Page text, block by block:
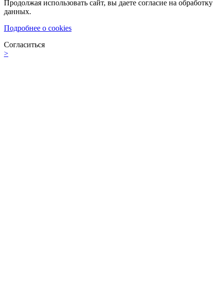
Продолжая использовать сайт, вы даете согласие на обработку
данных.
Подробнее о cookies
Согласиться
>